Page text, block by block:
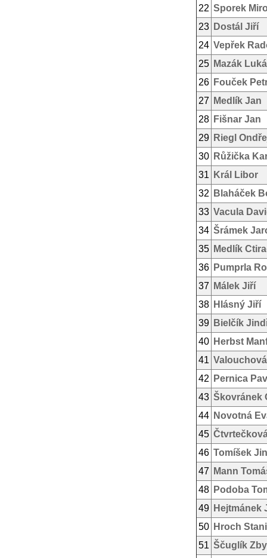
22 Sporek
23 Dostál Jiří
24 Vepřek
25 Mazák
26 Fouček
27
Medlík Jan
28 Fišnar Jan
29 Riegl
30 Růžička
31
Král Libor
32
Blaháček
33 Vacula
34 Šrámek
35 Medlík
36 Pumprla
37
Málek Jiří
38 Hlásný Jiří
39 Bielčík
40 Herbst
41
42
Pernica
43 Škovránek
44 Novotná
45
46 Tomíšek
47
Mann
48 Podoba
49 Hejtmánek
50 Hroch
51 Ščuglík